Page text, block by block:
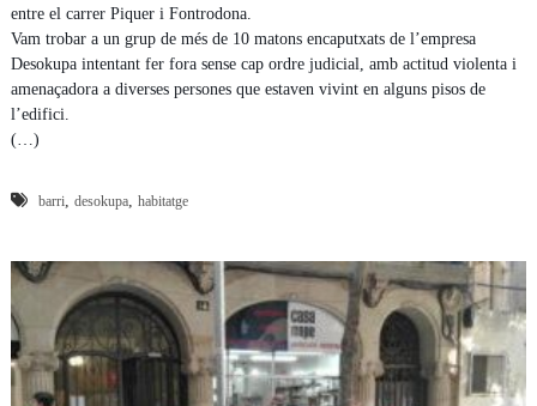
entre el carrer Piquer i Fontrodona.
Vam trobar a un grup de més de 10 matons encaputxats de l’empresa
Desokupa intentant fer fora sense cap ordre judicial, amb actitud violenta i
amenaçadora a diverses persones que estaven vivint en alguns pisos de
l’edifici.
(…)
barri, desokupa, habitatge